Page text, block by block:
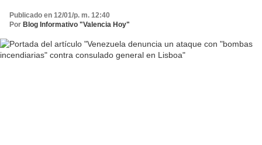
Publicado en 12/01/p. m. 12:40
Por Blog Informativo "Valencia Hoy"